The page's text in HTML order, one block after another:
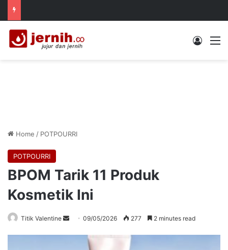
Log In
Home / POTPOURRI
POTPOURRI
BPOM Tarik 11 Produk
Kosmetik Ini
Titik Valentine
Send09/05/2026 277 2 minutes read